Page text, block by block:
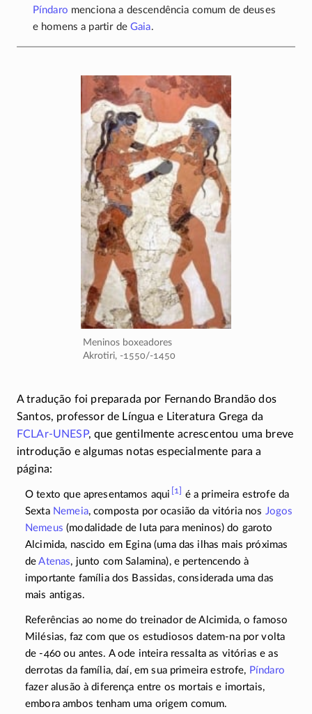
Píndaro menciona a descendência comum de deuses
e homens a partir de Gaia.
Meninos boxeadores
Akrotiri, -1550/-1450
A tradução foi preparada por Fernando Brandão dos
Santos, professor de Língua e Literatura Grega da
FCLAr-UNESP, que gentilmente acrescentou uma breve
introdução e algumas notas especialmente para a
página:
O texto que apresentamos aqui [1]
é a primeira estrofe da
Sexta Nemeia, composta por ocasião da vitória nos Jogos
Nemeus (modalidade de luta para meninos) do garoto
Alcimida, nascido em Egina (uma das ilhas mais próximas
deAtenas, junto com Salamina), e pertencendo à
importante família dos Bassidas, considerada uma das
mais antigas.
Referências ao nome do treinador de Alcimida, o famoso
Milésias, faz com que os estudiososdatem-napor volta
de -460 ou antes. A ode inteira ressalta as vitórias e as
derrotas da família, daí, em sua primeira estrofe, Píndaro
fazer alusão à diferença entre os mortais e imortais,
embora ambos tenham uma origem comum.